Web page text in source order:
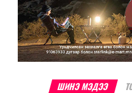
ШИНЭ МЭДЭЭ